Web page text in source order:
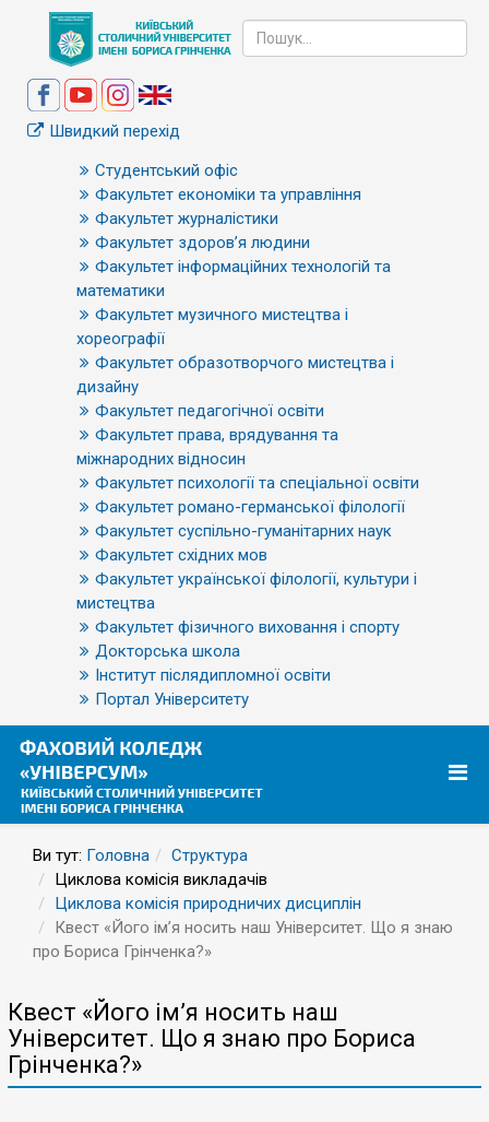
Швидкий перехід
Студентський офіс
Факультет економіки та управління
Факультет журналістики
Факультет здоров’я людини
Факультет інформаційних технологій та
математики
Факультет музичного мистецтва і
хореографії
Факультет образотворчого мистецтва і
дизайну
Факультет педагогічної освіти
Факультет права, врядування та
міжнародних відносин
Факультет психології та спеціальної освіти
Факультет романо-германської філології
Факультет суспільно-гуманітарних наук
Факультет східних мов
Факультет української філології, культури і
мистецтва
Факультет фізичного виховання і спорту
Докторська школа
Інститут післядипломної освіти
Портал Університету
Ви тут: Головна
Структура
Циклова комісія викладачів
Циклова комісія природничих дисциплін
Квест «Його ім’я носить наш Університет. Що я знаю
про Бориса Грінченка?»
Квест «Його ім’я носить наш
Університет. Що я знаю про Бориса
Грінченка?»